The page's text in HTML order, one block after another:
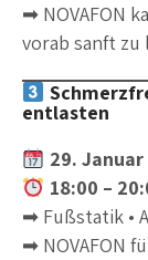
➡ NOVAFON
vorab sanft zu
entlasten
29. Januar
18:00 –
➡ Fußstatik •
➡ NOVAFON